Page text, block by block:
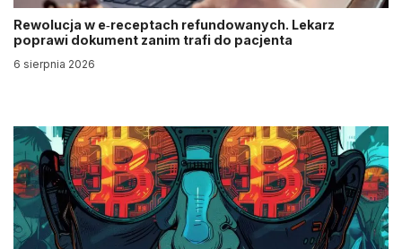
Rewolucja w e‑receptach refundowanych. Lekarz
poprawi dokument zanim trafi do pacjenta
6 sierpnia 2026